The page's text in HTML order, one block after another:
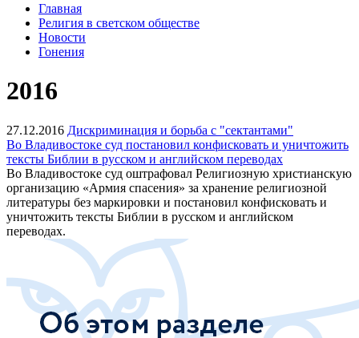
Главная
Религия в светском обществе
Новости
Гонения
2016
27.12.2016 Дискриминация и борьба с "сектантами"
Во Владивостоке суд постановил конфисковать и уничтожить
тексты Библии в русском и английском переводах
Во Владивостоке суд оштрафовал Религиозную христианскую
организацию «Армия спасения» за хранение религиозной
литературы без маркировки и постановил конфисковать и
уничтожить тексты Библии в русском и английском
переводах.